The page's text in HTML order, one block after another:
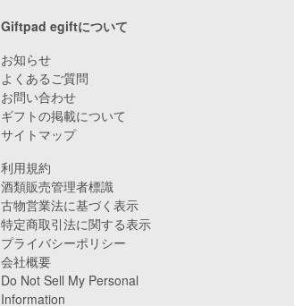
Giftpad egiftについて
お知らせ
よくあるご質問
お問い合わせ
ギフトの掲載について
サイトマップ
利用規約
酒類販売管理者標識
古物営業法に基づく表示
特定商取引法に関する表示
プライバシーポリシー
会社概要
Do Not Sell My Personal
Information